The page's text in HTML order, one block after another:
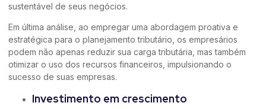
sustentável de seus negócios.
Em última análise, ao empregar uma abordagem proativa e
estratégica para o planejamento tributário, os empresários
podem não apenas reduzir sua carga tributária, mas também
otimizar o uso dos recursos financeiros, impulsionando o
sucesso de suas empresas.
Investimento em crescimento